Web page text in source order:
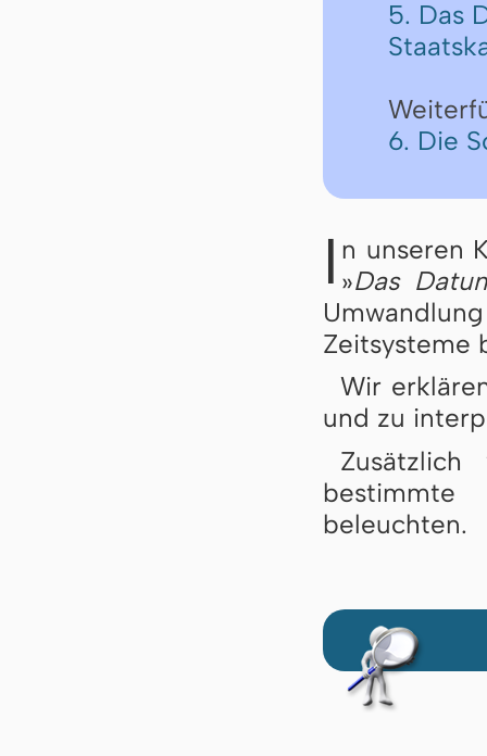
5. Das
6. Die
I n unseren
»Das
Zeitsysteme
Wir
und zu
beleuchten.